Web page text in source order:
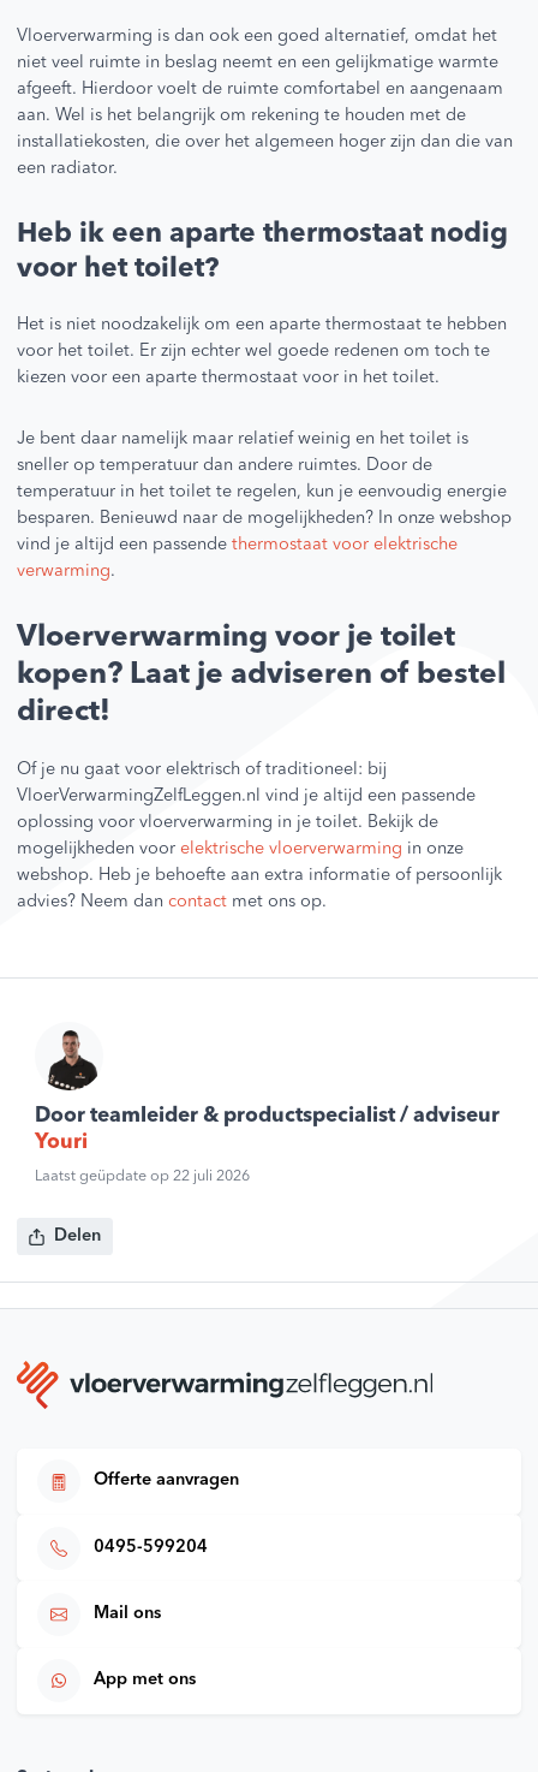
Vloerverwarming is dan ook een goed alternatief, omdat het
niet veel ruimte in beslag neemt en een gelijkmatige warmte
afgeeft. Hierdoor voelt de ruimte comfortabel en aangenaam
aan. Wel is het belangrijk om rekening te houden met de
installatiekosten, die over het algemeen hoger zijn dan die van
een radiator.
Heb ik een aparte thermostaat nodig
voor het toilet?
Het is niet noodzakelijk om een aparte thermostaat te hebben
voor het toilet. Er zijn echter wel goede redenen om toch te
kiezen voor een aparte thermostaat voor in het toilet.
Je bent daar namelijk maar relatief weinig en het toilet is
sneller op temperatuur dan andere ruimtes. Door de
temperatuur in het toilet te regelen, kun je eenvoudig energie
besparen. Benieuwd naar de mogelijkheden? In onze webshop
vind je altijd een passendethermostaat voor elektrische
verwarming.
Vloerverwarming voor je toilet
kopen? Laat je adviseren of bestel
direct!
Of je nu gaat voor elektrisch of traditioneel: bij
VloerVerwarmingZelfLeggen.nl vind je altijd een passende
oplossing voor vloerverwarming in je toilet. Bekijk de
mogelijkheden voorelektrische vloerverwarming in onze
webshop. Heb je behoefte aan extra informatie of persoonlijk
advies? Neem dancontact met ons op.
Door teamleider & productspecialist / adviseur
Youri
Laatst geüpdate op 22 juli 2026
Delen
Offerte aanvragen
0495-599204
Mail ons
App met ons